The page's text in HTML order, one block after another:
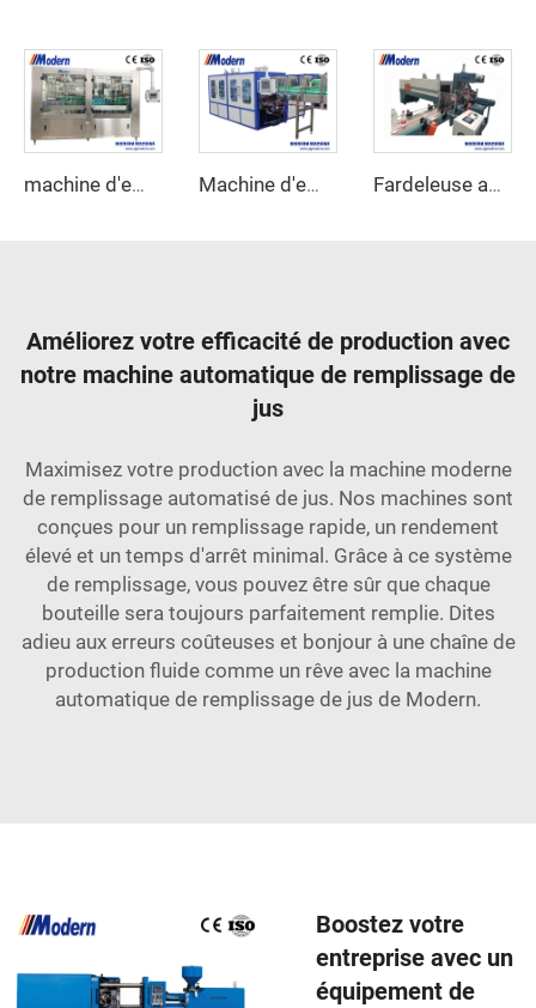
machine d'embouteillage d'eau de 5 litres Machine d'emballage enveloppante pour carton Fardeleuse automatique sous film rétractable
Améliorez votre efficacité de production avec
notre machine automatique de remplissage de
jus
Maximisez votre production avec la machine moderne
de remplissage automatisé de jus. Nos machines sont
conçues pour un remplissage rapide, un rendement
élevé et un temps d'arrêt minimal. Grâce à ce système
de remplissage, vous pouvez être sûr que chaque
bouteille sera toujours parfaitement remplie. Dites
adieu aux erreurs coûteuses et bonjour à une chaîne de
production fluide comme un rêve avec la machine
automatique de remplissage de jus de Modern.
Boostez votre
entreprise avec un
équipement de